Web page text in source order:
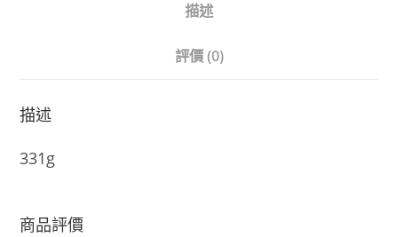
描述
評價 (0)
描述
331g
商品評價